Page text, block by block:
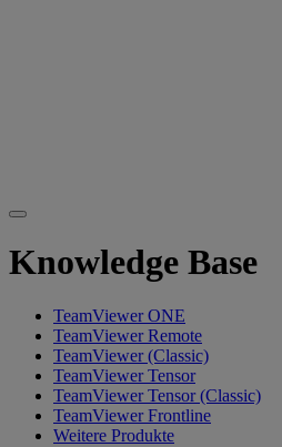
Knowledge Base
TeamViewer ONE
TeamViewer Remote
TeamViewer (Classic)
TeamViewer Tensor
TeamViewer Tensor (Classic)
TeamViewer Frontline
Weitere Produkte